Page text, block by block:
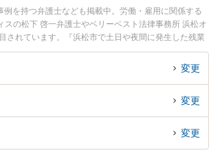
を持つ弁護士なども掲載中。労働・雇用に関係する
の松下 啓一弁護士やベリーベスト法律事務所 浜松オ
されています。『浜松市で土日や夜間に発生した残業
初回相談無料で残業代請求を法律相談できる浜松市内
変更
変更
変更